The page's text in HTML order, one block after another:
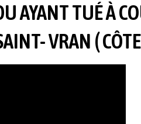
AYANT TUÉ À
VRAN (